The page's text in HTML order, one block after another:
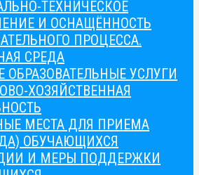
ТЕХНИЧЕСКОЕ
И ОСНАЩЁННОСТЬ
ПРОЦЕССА.
СРЕДА
ОБРАЗОВАТЕЛЬНЫЕ УСЛУГИ
ХОЗЯЙСТВЕННАЯ
МЕСТА ДЛЯ ПРИЕМА
ОБУЧАЮЩИХСЯ
И МЕРЫ ПОДДЕРЖКИ